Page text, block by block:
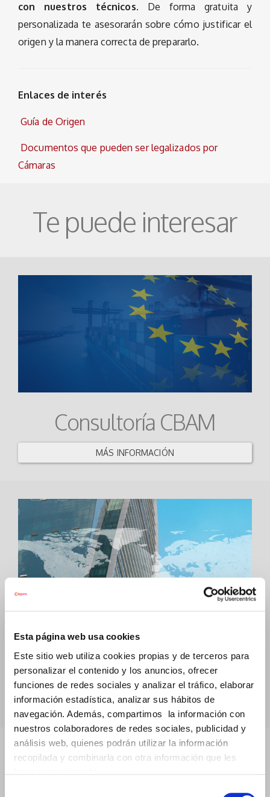
Esta página web usa cookies
Este sitio web utiliza cookies propias y de terceros para
personalizar el contenido y los anuncios, ofrecer
funciones de redes sociales y analizar el tráfico, elaborar
información estadística, analizar sus hábitos de
navegación. Además, compartimos la información con
nuestros colaboradores de redes sociales, publicidad y
análisis web, quienes podrán utilizar la información
recopilada y combinarla con otra información que les
con nuestros técnicos. De forma gratuita y
personalizada te asesorarán sobre cómo justificar el
origen y la manera correcta de prepararlo.
Enlaces de interés
Guía de Origen
Documentos que pueden ser legalizados por
Cámaras
Te puede interesar
Consultoría CBAM
MÁS INFORMACIÓN
Servicio de recobro de
deudas
MÁS INFORMACIÓN